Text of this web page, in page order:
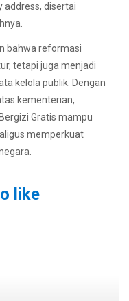
address, disertai
bahwa reformasi
tetapi juga menjadi
kelola publik. Dengan
kementerian,
Gratis mampu
memperkuat
like